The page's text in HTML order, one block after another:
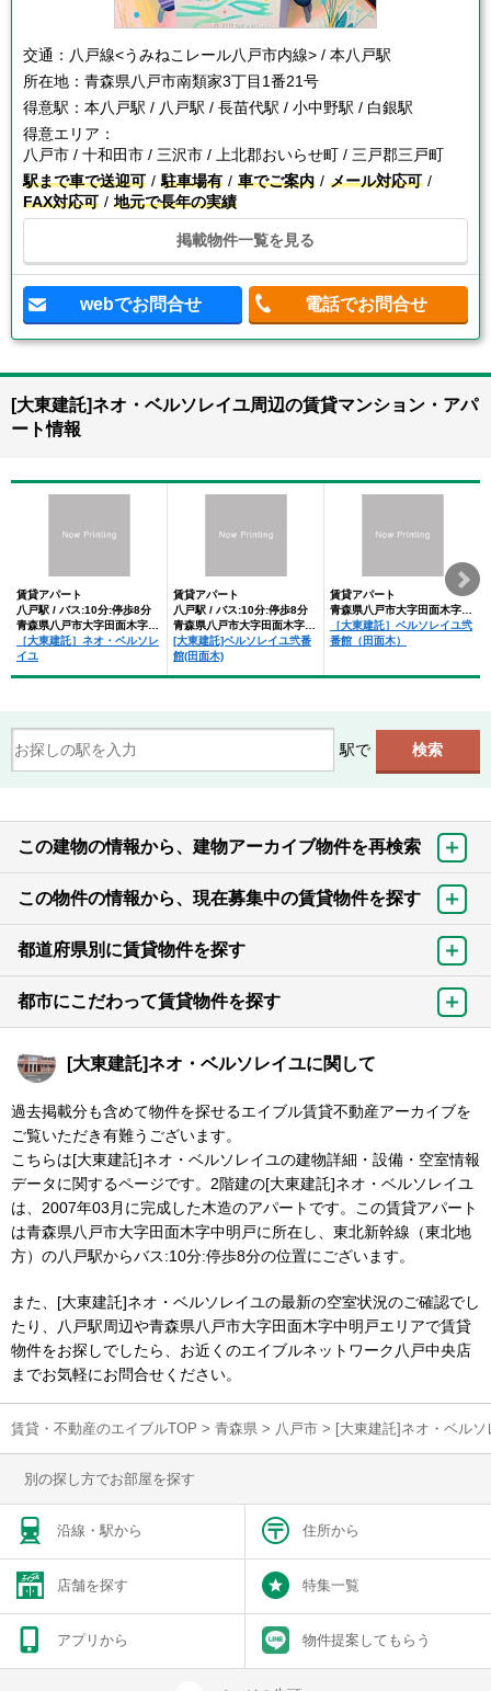
交通： 八戸線<うみねこレール八戸市内線> / 本八戸駅
所在地： 青森県八戸市南類家3丁目1番21号
得意駅： 本八戸駅 / 八戸駅 / 長苗代駅 / 小中野駅 / 白銀駅
得意エリア：
八戸市 / 十和田市 / 三沢市 / 上北郡おいらせ町 / 三戸郡三戸町
駅まで車で送迎可
駐車場有 車でご案内
メール対応可
FAX対応可
地元で長年の実績
掲載物件一覧を見る
webでお問合せ 電話でお問合せ
[大東建託]ネオ・ベルソレイユ周辺の賃貸マンション・アパ
ート情報
賃貸アパート
八戸駅 / バス:10分:停歩8分
［大東建託］ネオ・ベルソレ
イユ
賃貸アパート
八戸駅 / バス:10分:停歩8分
[大東建託]ベルソレイユ弐番
館(田面木)
賃貸アパート
［大東建託］ベルソレイユ弐
番館（田面木）
駅で
この建物の情報から、建物アーカイブ物件を再検索
この物件の情報から、現在募集中の賃貸物件を探す
都道府県別に賃貸物件を探す
都市にこだわって賃貸物件を探す
[大東建託]ネオ・ベルソレイユに関して
過去掲載分も含めて物件を探せるエイブル賃貸不動産アーカイブを
ご覧いただき有難うございます。
こちらは[大東建託]ネオ・ベルソレイユの建物詳細・設備・空室情報
データに関するページです。2階建の[大東建託]ネオ・ベルソレイユ
は、2007年03月に完成した木造のアパートです。この賃貸アパート
は青森県八戸市大字田面木字中明戸に所在し、東北新幹線（東北地
方）の八戸駅からバス:10分:停歩8分の位置にございます。
また、[大東建託]ネオ・ベルソレイユの最新の空室状況のご確認でし
たり、八戸駅周辺や青森県八戸市大字田面木字中明戸エリアで賃貸
物件をお探しでしたら、お近くのエイブルネットワーク八戸中央店
までお気軽にお問合せください。
賃貸・不動産のエイブルTOP > 青森県 > 八戸市 > [大東建託]ネオ・ベル
別の探し方でお部屋を探す
沿線・駅から 住所から
店舗を探す 特集一覧
アプリから 物件提案してもらう